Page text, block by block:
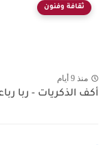
ثقافة وفنون
منذ 9 أيام
أكف الذكريات - ربا